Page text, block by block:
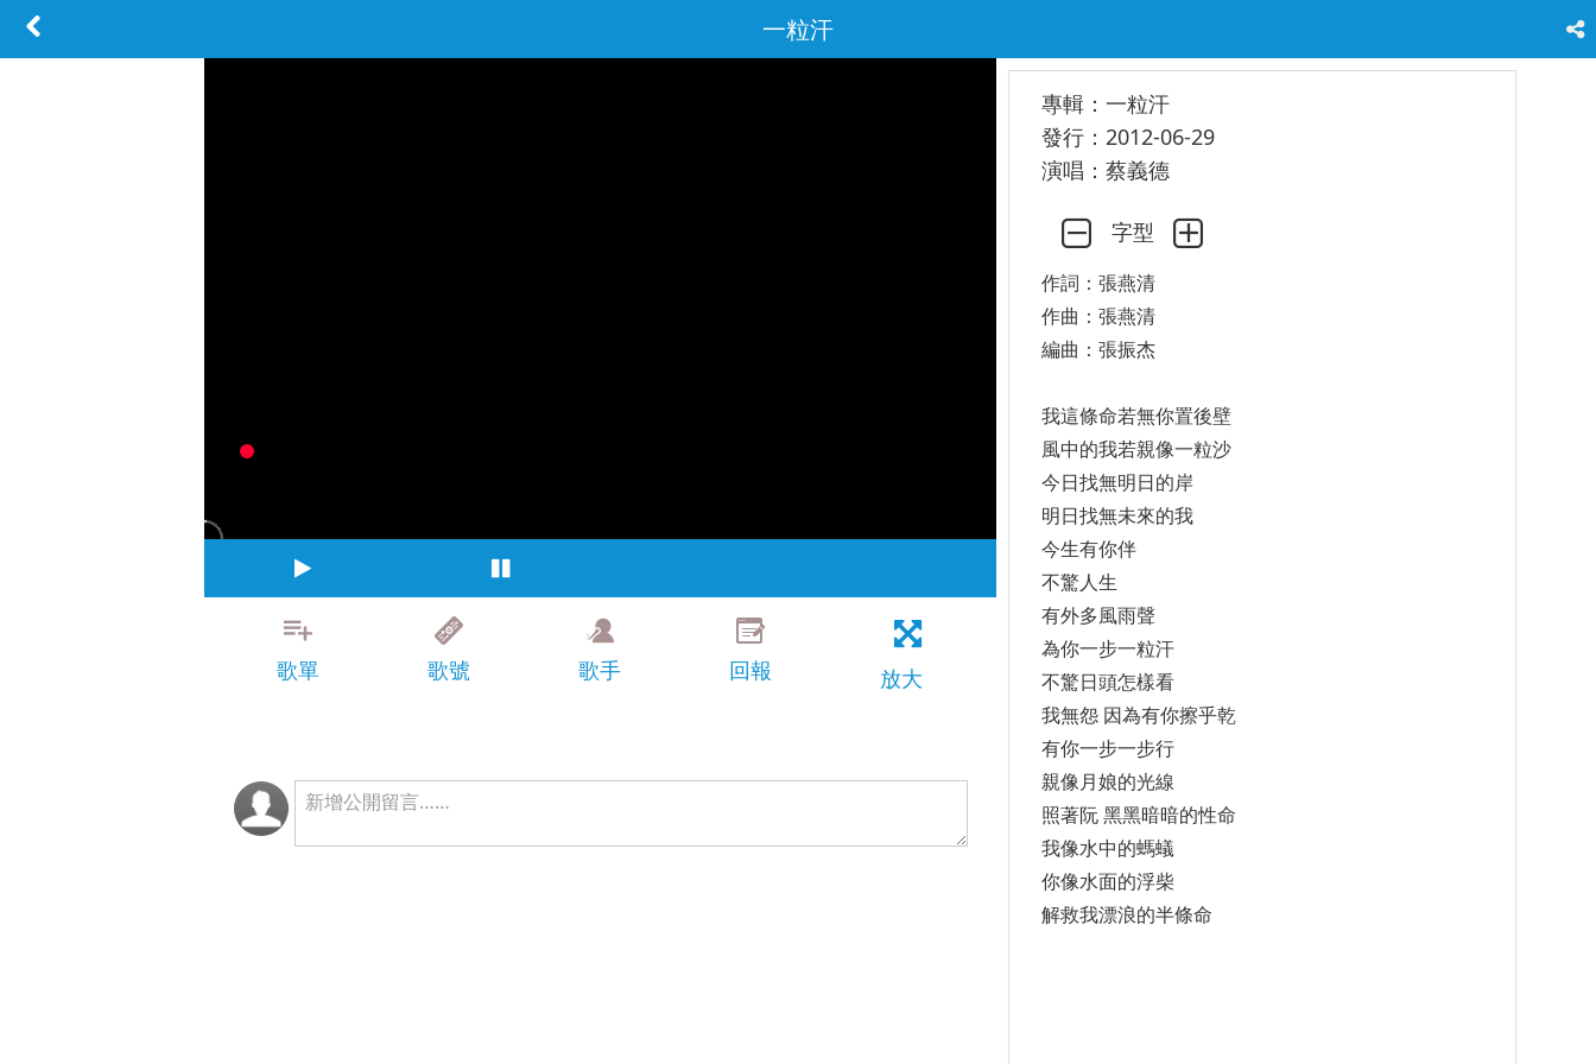
一粒汗
歌單 歌號 歌手 回報 放大
專輯：一粒汗
發行：2012-06-29
演唱：蔡義德
字型
作詞：張燕清
作曲：張燕清
編曲：張振杰
我這條命若無你置後壁
風中的我若親像一粒沙
今日找無明日的岸
明日找無未來的我
今生有你伴
不驚人生
有外多風雨聲
為你一步一粒汗
不驚日頭怎樣看
我無怨 因為有你擦乎乾
有你一步一步行
親像月娘的光線
照著阮 黑黑暗暗的性命
我像水中的螞蟻
你像水面的浮柴
解救我漂浪的半條命